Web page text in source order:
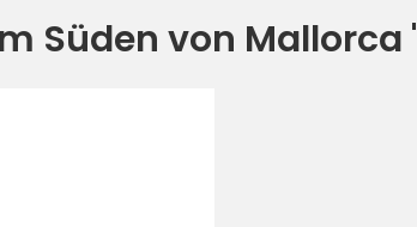
Süden von Mallorca '